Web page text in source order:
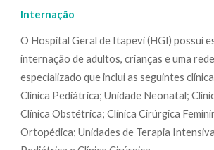
Internação
O Hospital Geral de Itapevi (HGI) possui
internação de adultos, crianças e uma
especializado que inclui as seguintes
Clínica Pediátrica; Unidade Neonatal;
Clínica Obstétrica; Clínica Cirúrgica
Ortopédica; Unidades de Terapia